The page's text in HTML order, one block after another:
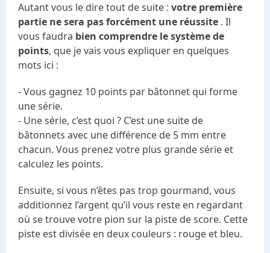
Autant vous le dire tout de suite : votre première
partie ne sera pas forcément une réussite . Il
vous faudra bien comprendre le système de
points, que je vais vous expliquer en quelques
mots ici :
- Vous gagnez 10 points par bâtonnet qui forme
une série.
- Une série, c’est quoi ? C’est une suite de
bâtonnets avec une différence de 5 mm entre
chacun. Vous prenez votre plus grande série et
calculez les points.
Ensuite, si vous n’êtes pas trop gourmand, vous
additionnez l’argent qu’il vous reste en regardant
où se trouve votre pion sur la piste de score. Cette
piste est divisée en deux couleurs : rouge et bleu.